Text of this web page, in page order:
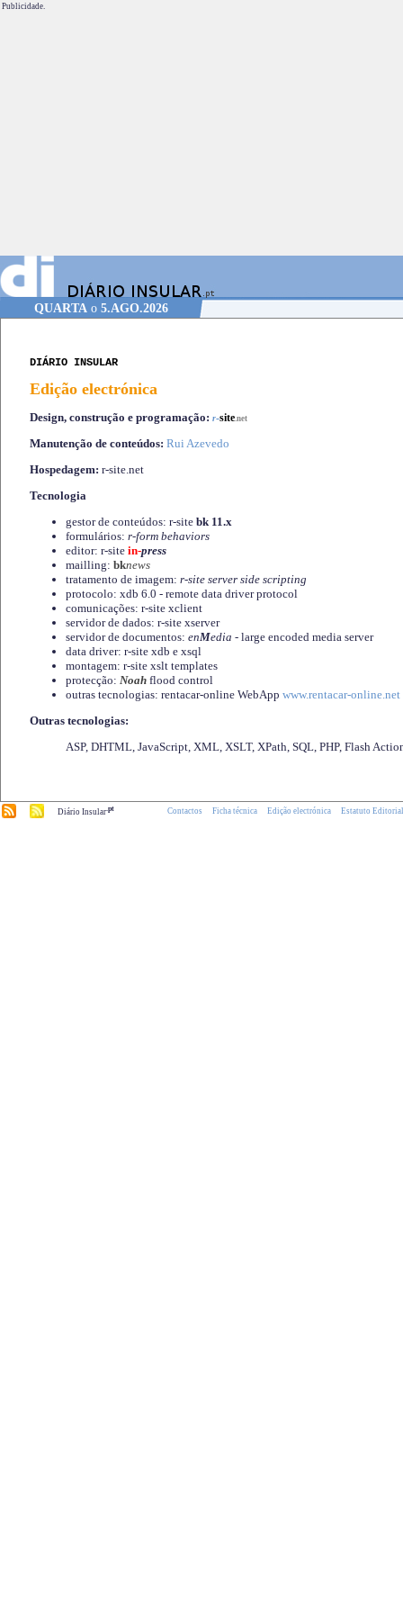
Publicidade.
QUARTA o 5.AGO.2026
DIÁRIO INSULAR
Edição electrónica
Design, construção e programação: r-site.net
Manutenção de conteúdos: Rui Azevedo
Hospedagem: r-site.net
Tecnologia
gestor de conteúdos: r-site bk 11.x
formulários: r-form behaviors
editor: r-site in-press
mailling: bknews
tratamento de imagem: r-site server side scripting
protocolo: xdb 6.0 - remote data driver protocol
comunicações: r-site xclient
servidor de dados: r-site xserver
servidor de documentos: enMedia - large encoded media server
data driver: r-site xdb e xsql
montagem: r-site xslt templates
protecção: Noah flood control
outras tecnologias: rentacar-online WebApp www.rentacar-online.net
Outras tecnologias:
ASP, DHTML, JavaScript, XML, XSLT, XPath, SQL, PHP, Flash
Diário Insular.pt Contactos Ficha técnica Edição electrónica Estatuto Editorial